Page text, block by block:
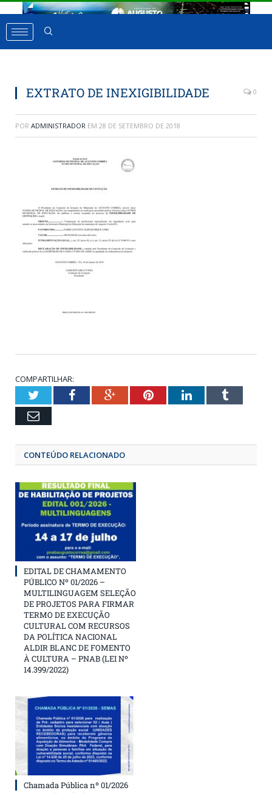
EXTRATO DE INEXIGIBILIDADE 0
POR ADMINISTRADOR EM 28 DE SETEMBRO DE 2018
COMPARTILHAR:
TwitterFacebookGoogle+Pinterest
LinkedIn
Email
CONTEÚDO RELACIONADO
EDITAL DE CHAMAMENTO
PÚBLICO Nº 01/2026 –
MULTILINGUAGEM SELEÇÃO
DE PROJETOS PARA FIRMAR
TERMO DE EXECUÇÃO
CULTURAL COM RECURSOS
DA POLÍTICA NACIONAL
ALDIR BLANC DE FOMENTO
À CULTURA – PNAB (LEI Nº
14.399/2022)
Chamada Pública nº 01/2026